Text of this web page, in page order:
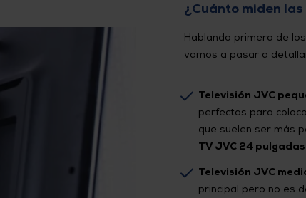
¿Cuánto miden
Hablando primero de
vamos a pasar a
Televisión JVC
perfectas para
que suelen ser más
TV JVC 24 pulgadas
Televisión JVC
principal pero no es